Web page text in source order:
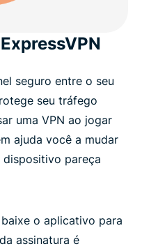
para
ExpressVPN
regular networks
seguro entre o seu
seu tráfego
uma VPN ao jogar
ajuda você a mudar
dispositivo pareça
o aplicativo para
assinatura é